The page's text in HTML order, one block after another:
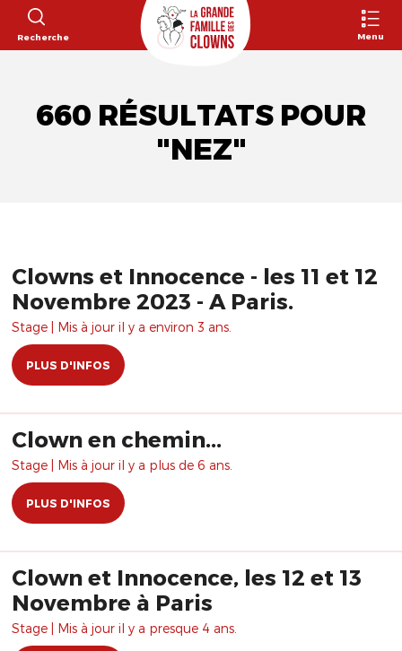
Recherche Menu
660 RÉSULTATS POUR
"NEZ"
Clowns et Innocence - les 11 et 12
Novembre 2023 - A Paris.
Stage | Mis à jour il y a environ 3 ans.
PLUS D'INFOS
Clown en chemin...
Stage | Mis à jour il y a plus de 6 ans.
PLUS D'INFOS
Clown et Innocence, les 12 et 13
Novembre à Paris
Stage | Mis à jour il y a presque 4 ans.